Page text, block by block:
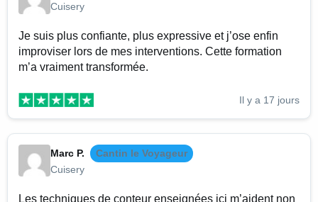
Cuisery
Je suis plus confiante, plus expressive et j’ose enfin
improviser lors de mes interventions. Cette formation
m’a vraiment transformée.
Il y a 17 jours
Marc P.
Cantin le Voyageur
Cuisery
Les techniques de conteur enseignées ici m’aident non